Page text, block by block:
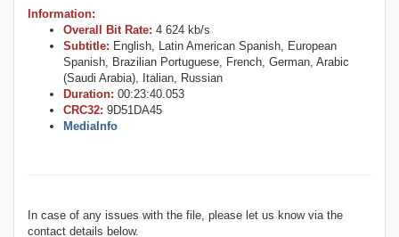
Information:
Overall Bit Rate: 4 624 kb/s
Subtitle: English, Latin American Spanish, European
Spanish, Brazilian Portuguese, French, German, Arabic
(Saudi Arabia), Italian, Russian
Duration: 00:23:40.053
CRC32: 9D51DA45
MediaInfo
In case of any issues with the file, please let us know via the
contact details below.